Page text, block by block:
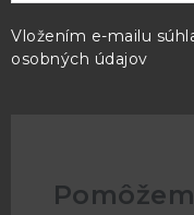
Vložením e-mailu
osobných údajov